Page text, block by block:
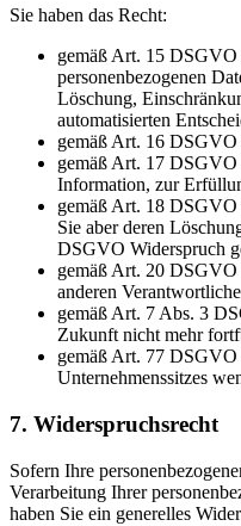
Sie haben das Recht:
gemäß Art. 15 DSGVO
personenbezogenen
Löschung,
automatisierten
gemäß Art. 16 DSGVO
gemäß Art. 17 DSGVO
Information, zur
gemäß Art. 18 DSGVO
Sie aber deren
DSGVO Widerspruch
gemäß Art. 20 DSGVO
anderen
gemäß Art. 7 Abs. 3
Zukunft nicht mehr
gemäß Art. 77 DSGVO
Unternehmenssitzes
7. Widerspruchsrecht
Sofern Ihre
Verarbeitung Ihrer
haben Sie ein generelles